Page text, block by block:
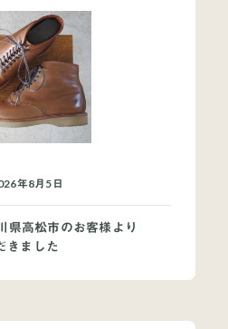
年8月5日
県高松市のお客様より
きました